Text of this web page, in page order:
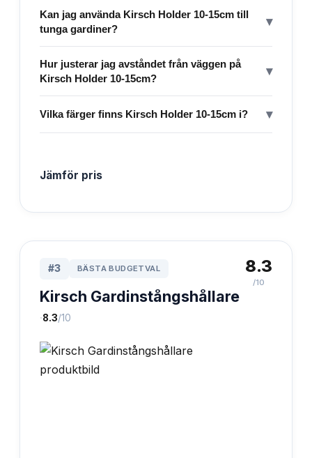
Kan jag använda Kirsch Holder 10-15cm till
tunga gardiner?
▾
Hur justerar jag avståndet från väggen på
Kirsch Holder 10-15cm?
▾
Vilka färger finns Kirsch Holder 10-15cm i? ▾
Jämför pris
#3 BÄSTA BUDGETVAL
Kirsch Gardinstångshållare
·8.3/10
8.3
/10